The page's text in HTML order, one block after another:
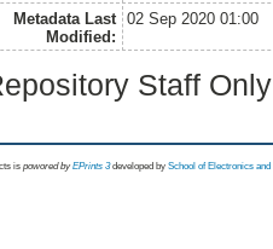
Metadata Last
Modified:
02 Sep 2020 01:00
Staff
is powored byEPrints 3 developed by School of Electronics